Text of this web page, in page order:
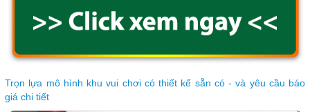
Trọn lựa mô hình khu vui chơi có thiết kế sẵn có - và yêu cầu báo
giá chi tiết